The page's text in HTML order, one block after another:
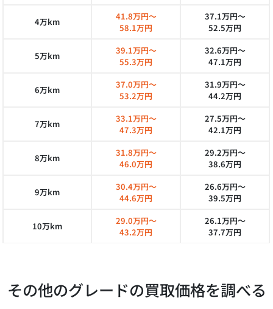
4万km
41.8万円～
58.1万円
37.1万円～
52.5万円
5万km
39.1万円～
55.3万円
32.6万円～
47.1万円
6万km
37.0万円～
53.2万円
31.9万円～
44.2万円
7万km
33.1万円～
47.3万円
27.5万円～
42.1万円
8万km
31.8万円～
46.0万円
29.2万円～
38.6万円
9万km
30.4万円～
44.6万円
26.6万円～
39.5万円
10万km
29.0万円～
43.2万円
26.1万円～
37.7万円
その他のグレードの買取価格を調べる